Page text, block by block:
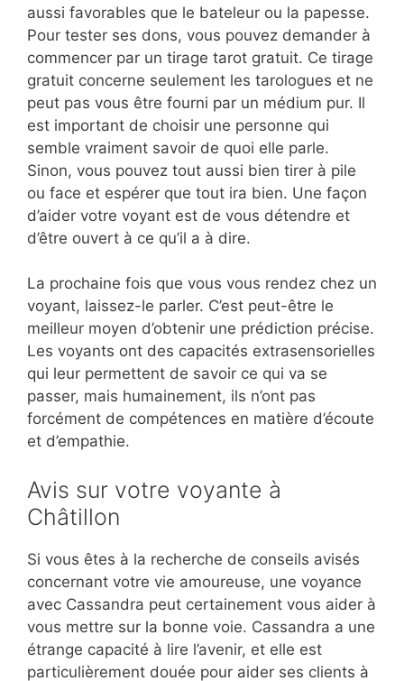
aussi favorables que le bateleur ou la papesse.
Pour tester ses dons, vous pouvez demander à
commencer par un tirage tarot gratuit. Ce tirage
gratuit concerne seulement les tarologues et ne
peut pas vous être fourni par un médium pur. Il
est important de choisir une personne qui
semble vraiment savoir de quoi elle parle.
Sinon, vous pouvez tout aussi bien tirer à pile
ou face et espérer que tout ira bien. Une façon
d’aider votre voyant est de vous détendre et
d’être ouvert à ce qu’il a à dire.
La prochaine fois que vous vous rendez chez un
voyant, laissez-le parler. C’est peut-être le
meilleur moyen d’obtenir une prédiction précise.
Les voyants ont des capacités extrasensorielles
qui leur permettent de savoir ce qui va se
passer, mais humainement, ils n’ont pas
forcément de compétences en matière d’écoute
et d’empathie.
Avis sur votre voyante à
Châtillon
Si vous êtes à la recherche de conseils avisés
concernant votre vie amoureuse, une voyance
avec Cassandra peut certainement vous aider à
vous mettre sur la bonne voie. Cassandra a une
étrange capacité à lire l’avenir, et elle est
particulièrement douée pour aider ses clients à